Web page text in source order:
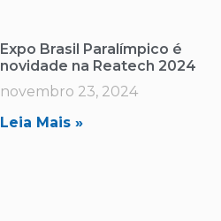
Expo Brasil Paralímpico é
novidade na Reatech 2024
novembro 23, 2024
Leia Mais »